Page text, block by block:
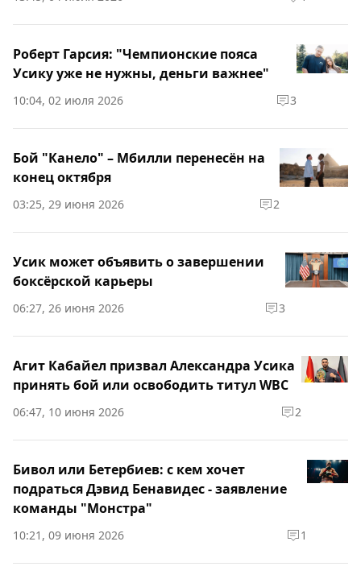
Роберт Гарсия: "Чемпионские пояса
Усику уже не нужны, деньги важнее"
10:04, 02 июля 2026 3
Бой "Канело" – Мбилли перенесён на
конец октября
03:25, 29 июня 2026 2
Усик может объявить о завершении
боксёрской карьеры
06:27, 26 июня 2026 3
Агит Кабайел призвал Александра Усика
принять бой или освободить титул WBC
06:47, 10 июня 2026 2
Бивол или Бетербиев: с кем хочет
подраться Дэвид Бенавидес - заявление
команды "Монстра"
10:21, 09 июня 2026 1